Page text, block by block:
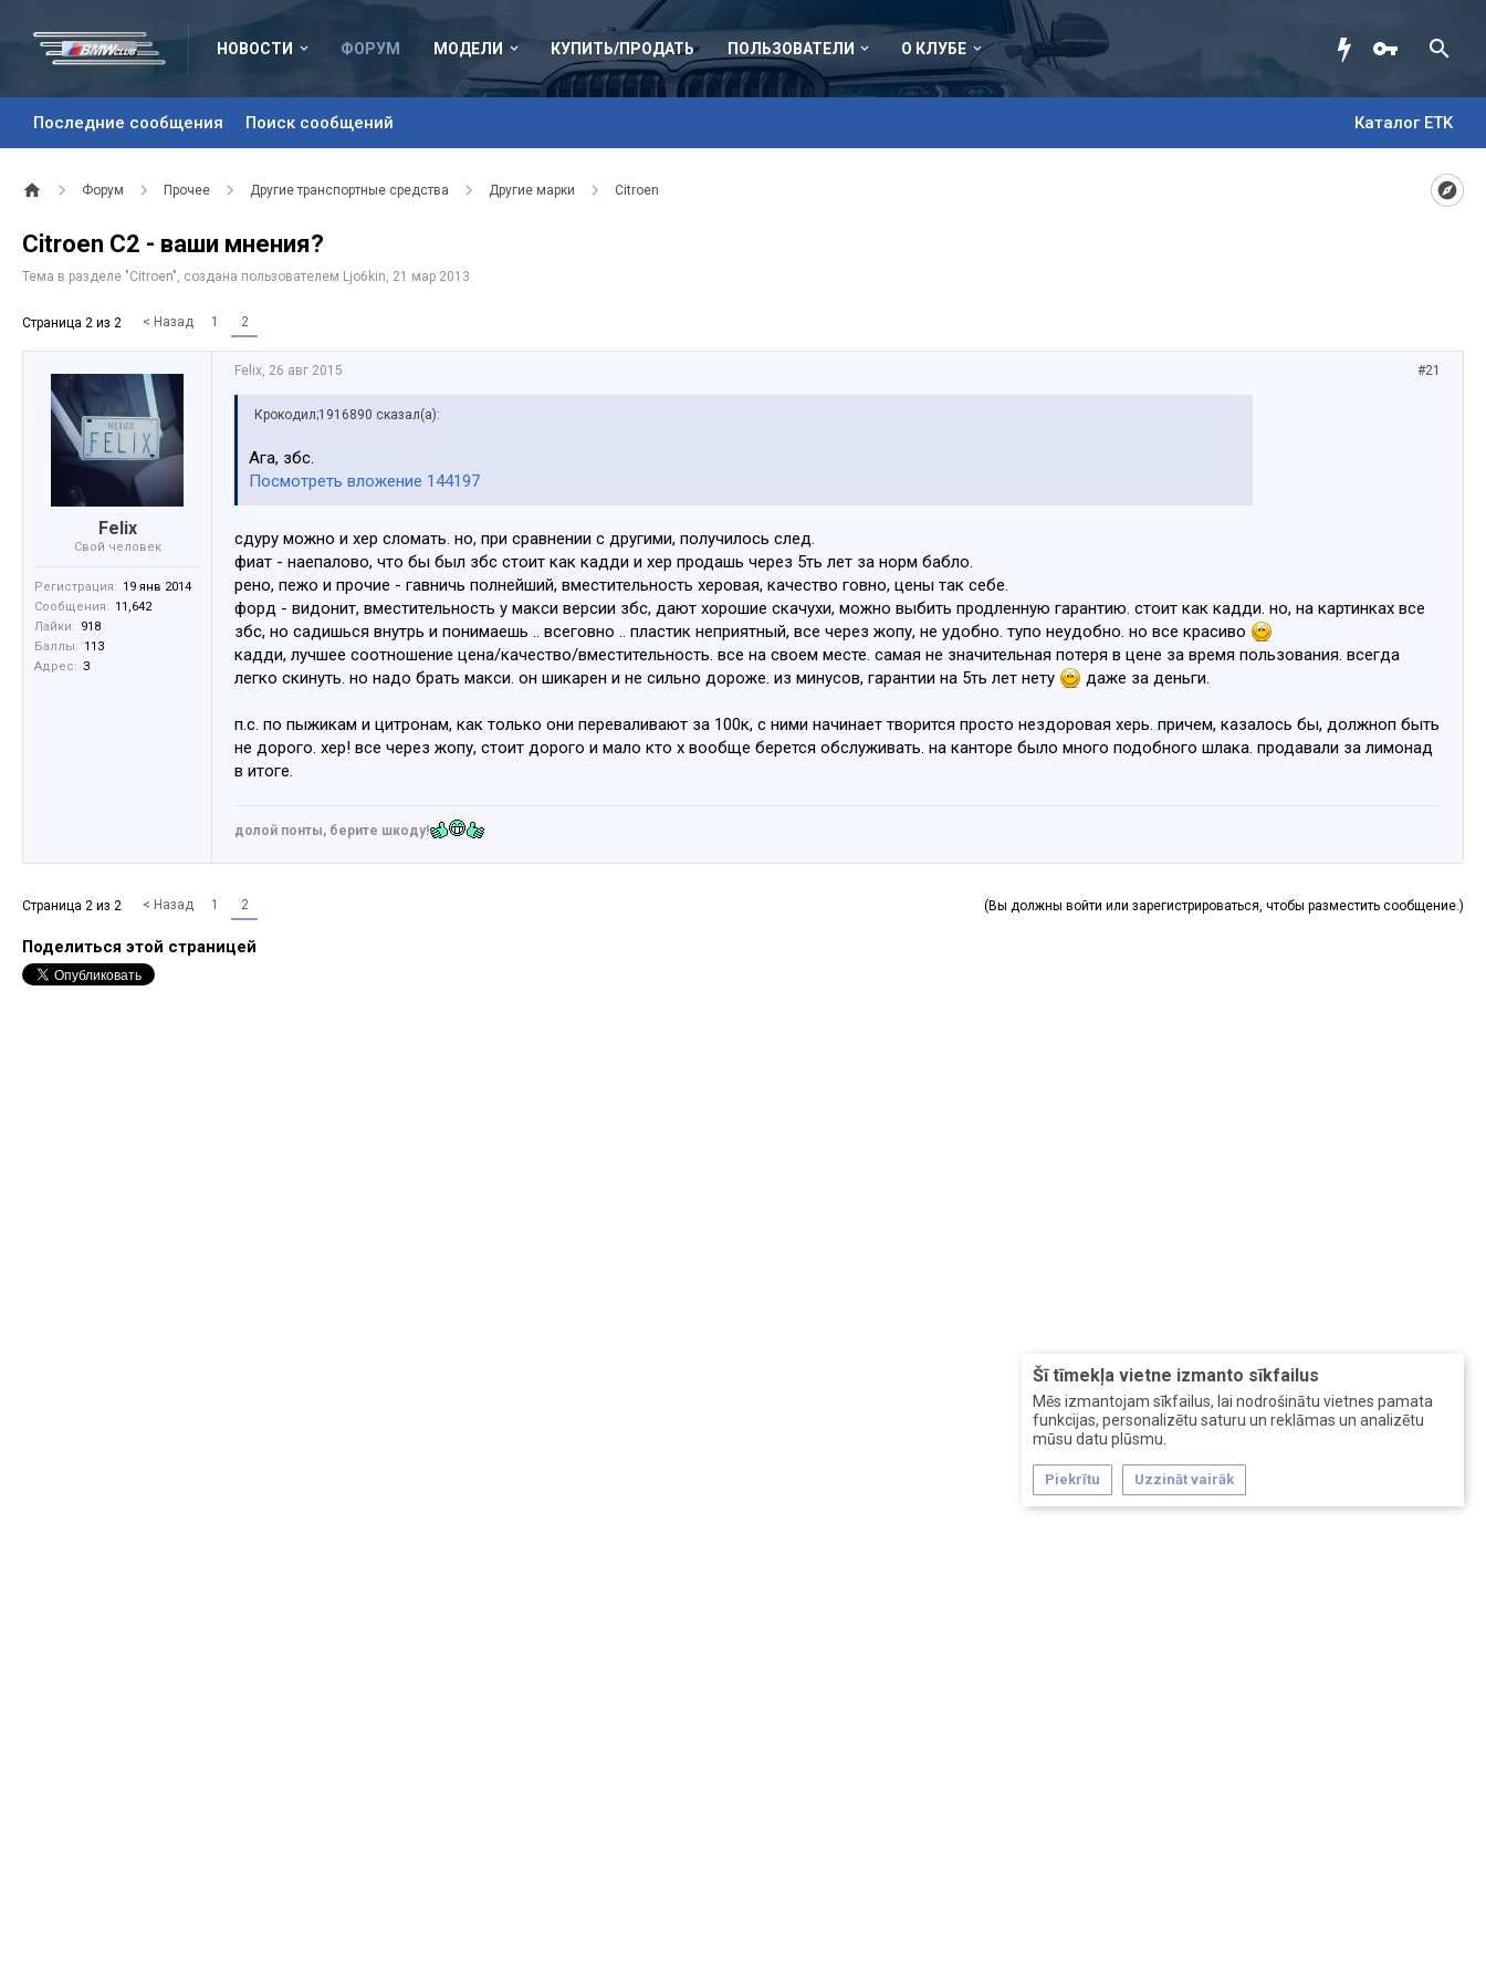
НОВОСТИ ФОРУМ
Последние сообщения Поиск сообщений Каталог ETK
МОДЕЛИ КУПИТЬ/ПРОДАТЬ ПОЛЬЗОВАТЕЛИ О КЛУБЕ
Форум Прочее Другие транспортные средства Другие марки Citroen
Šī tīmekļa vietne izmanto sīkfailus
Mēs izmantojam sīkfailus, lai nodrošinātu vietnes pamata
funkcijas, personalizētu saturu un reklāmas un analizētu
mūsu datu plūsmu.
Piekrītu Uzzināt vairāk
Citroen C2 - ваши мнения?
Тема в разделе "Citroen", создана пользователем Ljo6kin, 21 мар 2013.
Страница 2 из 2 < Назад 1 2
Felix
Свой человек
Регистрация: 19 янв 2014
Сообщения: 11,642
Лайки: 918
Баллы: 113
Адрес: З
#21
Felix, 26 авг 2015
Крокодил;1916890 сказал(а):
Ага, збс.
Посмотреть вложение 144197
сдуру можно и хер сломать. но, при сравнении с другими, получилось след.
фиат - наепалово, что бы был збс стоит как кадди и хер продашь через 5ть лет за норм бабло.
рено, пежо и прочие - гавничь полнейший, вместительность херовая, качество говно, цены так себе.
форд - видонит, вместительность у макси версии збс, дают хорошие скачухи, можно выбить продленную гарантию. стоит как кадди. но, на картинках все
збс, но садишься внутрь и понимаешь .. всеговно .. пластик неприятный, все через жопу, не удобно. тупо неудобно. но все красиво
кадди, лучшее соотношение цена/качество/вместительность. все на своем месте. самая не значительная потеря в цене за время пользования. всегда
легко скинуть. но надо брать макси. он шикарен и не сильно дороже. из минусов, гарантии на 5ть лет нету
даже за деньги.
п.с. по пыжикам и цитронам, как только они переваливают за 100к, с ними начинает творится просто нездоровая херь. причем, казалось бы, должноп быть
не дорого. хер! все через жопу, стоит дорого и мало кто х вообще берется обслуживать. на канторе было много подобного шлака. продавали за лимонад
в итоге.
долой понты, берите шкоду!
(Вы должны войти или зарегистрироваться, чтобы разместить сообщение.)
Страница 2 из 2 < Назад 1 2
Поделиться этой страницей